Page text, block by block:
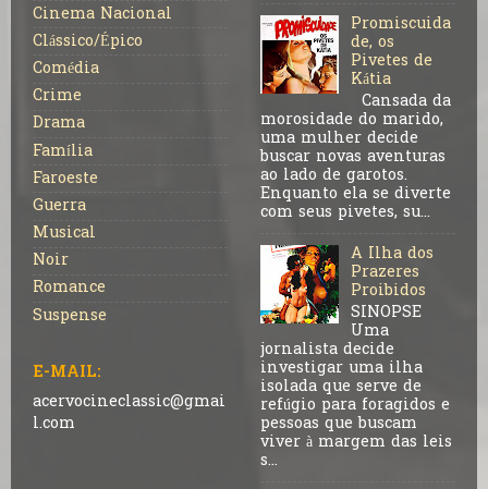
Cinema Nacional
Clássico/Épico
Comédia
Crime
Drama
Família
Faroeste
Guerra
Musical
Noir
Romance
Suspense
E-MAIL:
acervocineclassic@gmai
l.com
Promiscuida
de, os
Pivetes de
Kátia
Cansada da
morosidade do marido,
uma mulher decide
buscar novas aventuras
ao lado de garotos.
Enquanto ela se diverte
com seus pivetes, su...
A Ilha dos
Prazeres
Proibidos
SINOPSE
Uma
jornalista decide
investigar uma ilha
isolada que serve de
refúgio para foragidos e
pessoas que buscam
viver à margem das leis
s...